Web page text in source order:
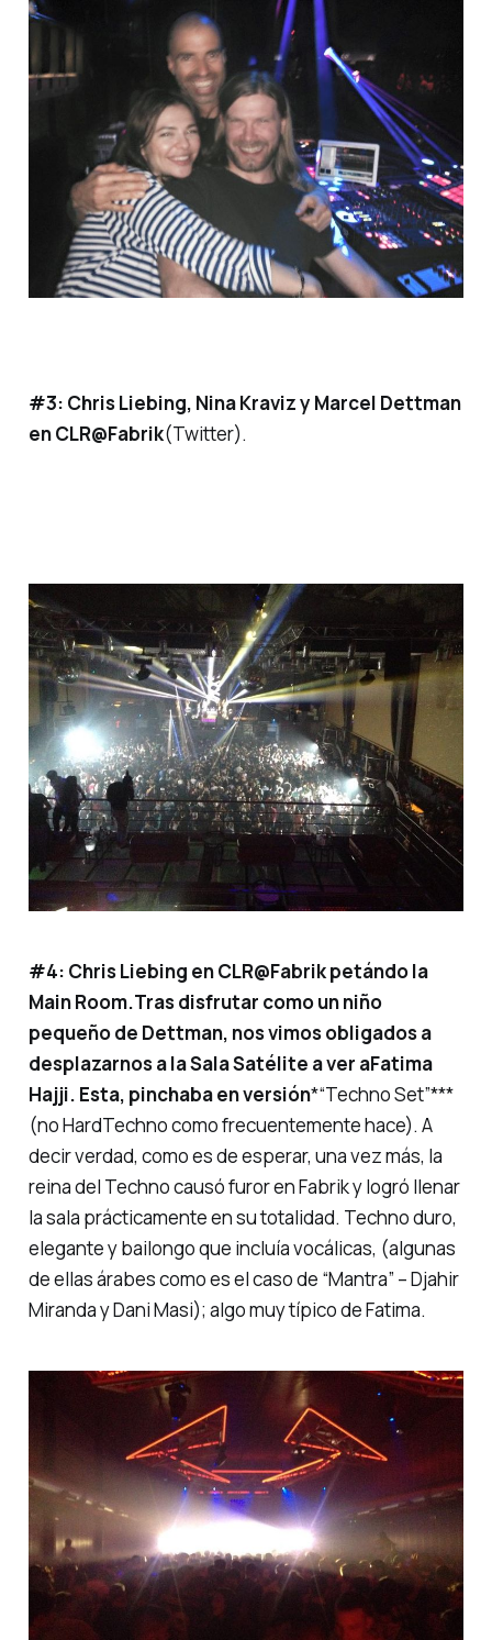
#3: Chris Liebing, Nina Kraviz y Marcel Dettman
en CLR@Fabrik(Twitter).
#4: Chris Liebing en CLR@Fabrik petándo la
Main Room.Tras disfrutar como un niño
pequeño de Dettman, nos vimos obligados a
desplazarnos a la Sala Satélite a ver aFatima
Hajji. Esta, pinchaba en versión*“Techno Set”***
(no HardTechno como frecuentemente hace). A
decir verdad, como es de esperar, una vez más, la
reina del Technocausó furor en Fabrik y logró llenar
la sala prácticamente en su totalidad. Techno duro,
elegante y bailongo que incluía vocálicas, (algunas
de ellas árabes como es el caso de “Mantra” – Djahir
Miranda y Dani Masi); algo muy típico de Fatima.